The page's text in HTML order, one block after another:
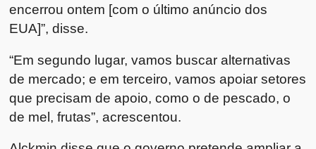
encerrou ontem [com o último anúncio dos
EUA]”, disse.
“Em segundo lugar, vamos buscar alternativas
de mercado; e em terceiro, vamos apoiar setores
que precisam de apoio, como o de pescado, o
de mel, frutas”, acrescentou.